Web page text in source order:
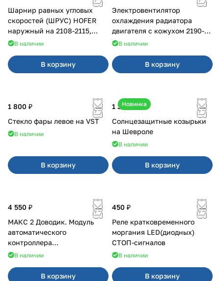
Шарнир равных угловых
скоростей (ШРУС) HOFER
наружный на 2108-2115,
2110-2112
В наличии
В корзину
Электровентилятор
охлаждения радиатора
двигателя с кожухом 2190-
2194 н/о с кондиционером
В наличии
В корзину
1 800 ₽
Стекло фары левое на VST
В наличии
В корзину
Новинка
1 350 ₽
Солнцезащитные козырьки
на Шевроле
В наличии
В корзину
4 550 ₽
МАКС 2 Доводик. Модуль
автоматического
контроллера
стеклоподъемников для
В наличии
В корзину
450 ₽
Реле кратковременного
моргания LED(диодных)
СТОП-сигналов
В наличии
В корзину